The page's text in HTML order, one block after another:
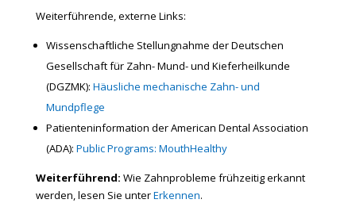
Weiterführende, externe Links:
Wissenschaftliche Stellungnahme der Deutschen
Gesellschaft für Zahn- Mund- und Kieferheilkunde
(DGZMK): Häusliche mechanische Zahn- und
Mundpflege
Patienteninformation der American Dental Association
(ADA): Public Programs: MouthHealthy
Weiterführend: Wie Zahnprobleme frühzeitig erkannt
werden, lesen Sie unterErkennen.